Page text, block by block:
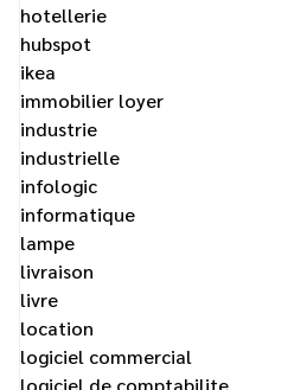
hotellerie
hubspot
ikea
immobilier loyer
industrie
industrielle
infologic
informatique
lampe
livraison
livre
location
logiciel commercial
logiciel de comptabilite